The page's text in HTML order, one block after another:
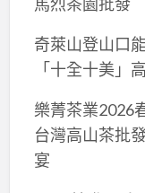
奇萊山登山口
「十全十美」
樂菁茶業2026
台灣高山茶批
宴